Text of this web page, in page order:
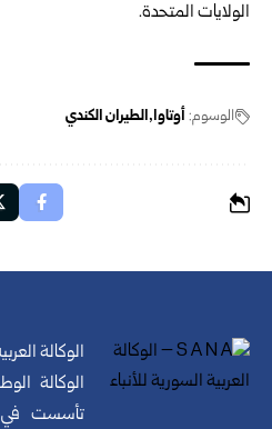
الولايات المتحدة.
الوسوم: أوتاوا الطيران الكندي
الوكالة
الوكالة